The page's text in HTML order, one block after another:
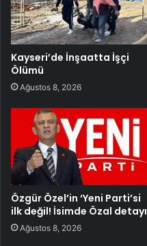
Kayseri’de İnşaatta İşçi
Ölümü
Ağustos 8, 2026
Özgür Özel’in ‘Yeni Parti’si
ilk değil! İsimde Özal detayı
Ağustos 8, 2026